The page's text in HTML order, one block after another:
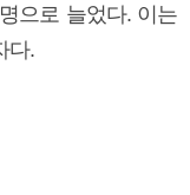
으로 늘었다. 이는
다.